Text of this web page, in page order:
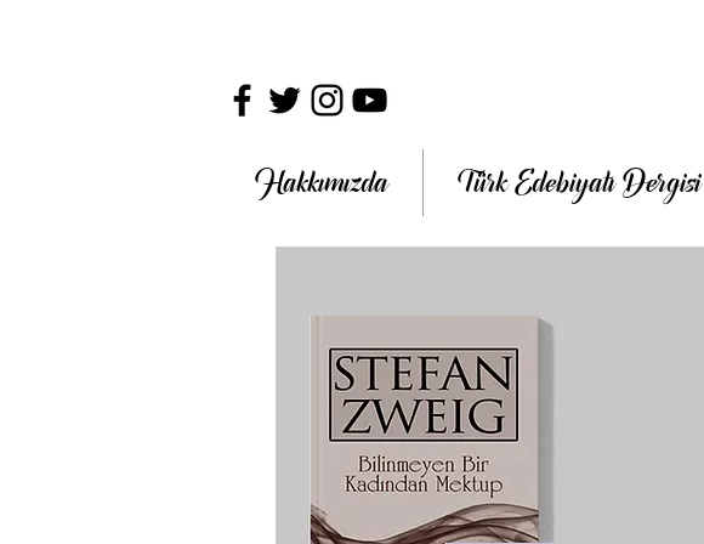
Hakkımızda Türk Edebiyatı Dergisi